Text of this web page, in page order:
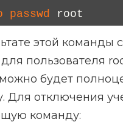
passwd root
этой команды
пользователя
будет
Для отключения
команду: